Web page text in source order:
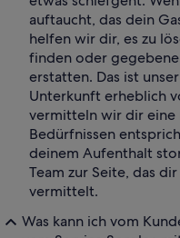
auftaucht, das dein
helfen wir dir, es zu
finden oder
erstatten. Das ist
Unterkunft erheblich
vermitteln wir dir eine
Bedürfnissen
deinem Aufenthalt
Team zur Seite, das
vermittelt.
Was kann ich vom